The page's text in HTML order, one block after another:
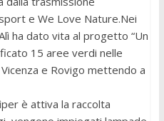
e We Love Nature.Nei
ha dato vita al progetto “Un
15 aree verdi nelle
e Rovigo mettendo a
è attiva la raccolta